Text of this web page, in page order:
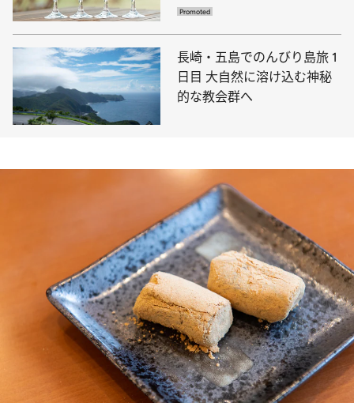
長崎・五島でのんびり島旅 1
日目 大自然に溶け込む神秘
的な教会群へ